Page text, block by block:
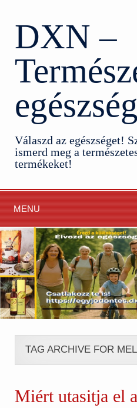
DXN –
Válaszd az egészséget!
ismerd meg a
termékeket!
MENU
TAG ARCHIVE FOR
Miért utasitja el